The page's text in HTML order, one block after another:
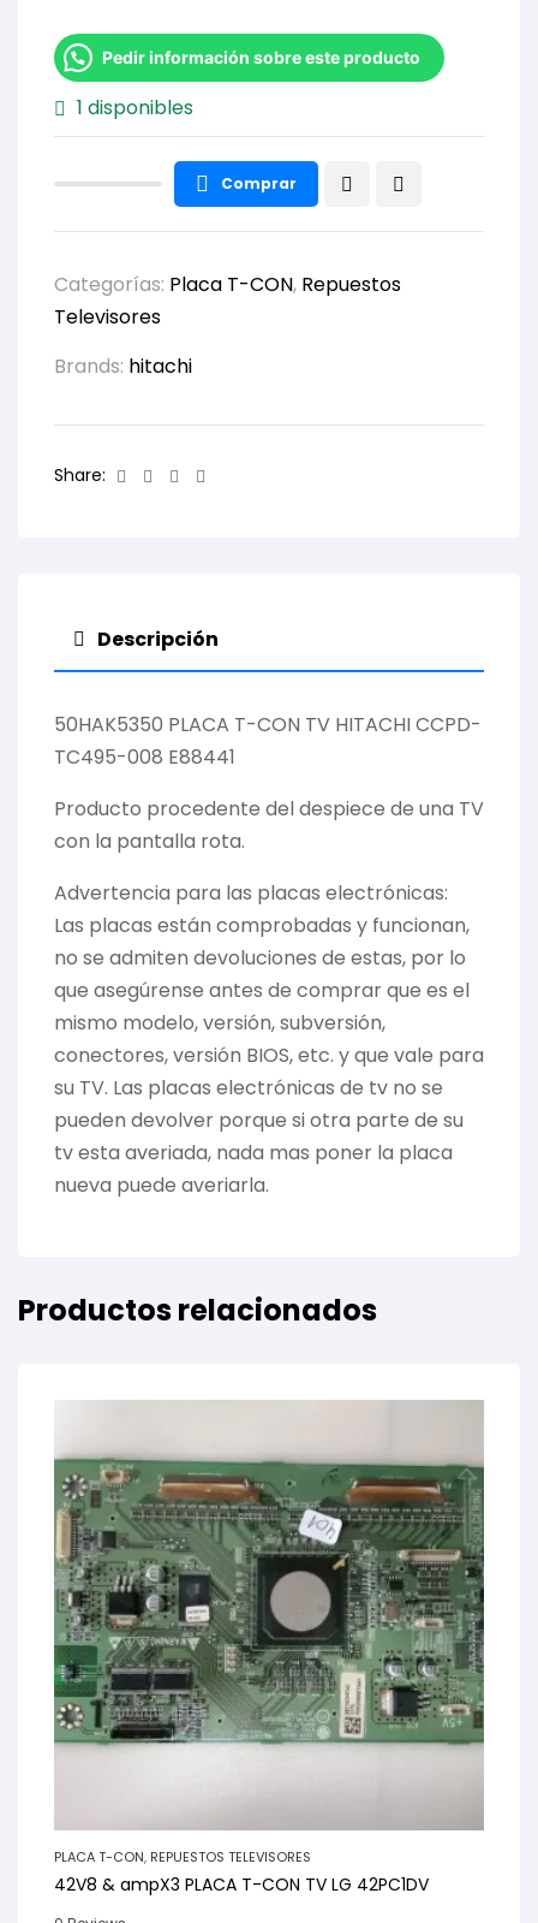
Pedir información sobre este producto
1 disponibles
Comprar
Categorías: Placa T-CON, Repuestos
Televisores
Brands: hitachi
Share: Facebook
TwitterLinkedin
Descripción
50HAK5350 PLACA T-CON TV HITACHI CCPD-
TC495-008 E88441
Producto procedente del despiece de una TV
con la pantalla rota.
Advertencia para las placas electrónicas:
Las placas están comprobadas y funcionan,
no se admiten devoluciones de estas, por lo
que asegúrense antes de comprar que es el
mismo modelo, versión, subversión,
conectores, versión BIOS, etc. y que vale para
su TV. Las placas electrónicas de tv no se
pueden devolver porque si otra parte de su
tv esta averiada, nada mas poner la placa
nueva puede averiarla.
Productos relacionados
PLACA T-CON, REPUESTOS TELEVISORES
42V8 & ampX3 PLACA T-CON TV LG 42PC1DV